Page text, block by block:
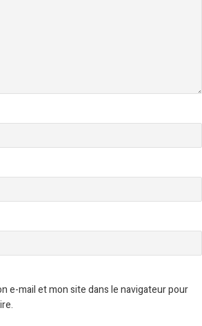
e-mail et mon site dans le navigateur pour